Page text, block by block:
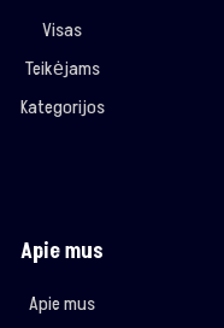
Visas
Teikėjams
Kategorijos
Apie mus
Apie mus